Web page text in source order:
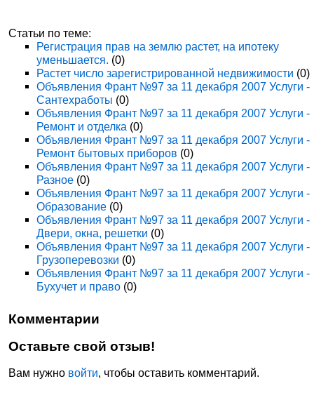
Статьи по теме:
Регистрация прав на землю растет, на ипотеку
уменьшается. (0)
Растет число зарегистрированной недвижимости (0)
Объявления Франт №97 за 11 декабря 2007 Услуги -
Сантехработы (0)
Объявления Франт №97 за 11 декабря 2007 Услуги -
Ремонт и отделка (0)
Объявления Франт №97 за 11 декабря 2007 Услуги -
Ремонт бытовых приборов (0)
Объявления Франт №97 за 11 декабря 2007 Услуги -
Разное (0)
Объявления Франт №97 за 11 декабря 2007 Услуги -
Образование (0)
Объявления Франт №97 за 11 декабря 2007 Услуги -
Двери, окна, решетки (0)
Объявления Франт №97 за 11 декабря 2007 Услуги -
Грузоперевозки (0)
Объявления Франт №97 за 11 декабря 2007 Услуги -
Бухучет и право (0)
Комментарии
Оставьте свой отзыв!
Вам нужно войти, чтобы оставить комментарий.